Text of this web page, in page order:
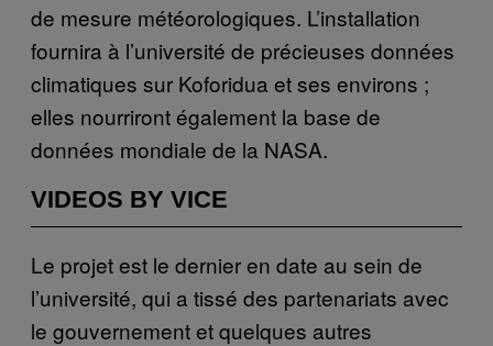
de mesure météorologiques. L’installation
fournira à l’université de précieuses données
climatiques sur Koforidua et ses environs ;
elles nourriront également la base de
données mondiale de la NASA.
VIDEOS BY VICE
Le projet est le dernier en date au sein de
l’université, qui a tissé des partenariats avec
le gouvernement et quelques autres